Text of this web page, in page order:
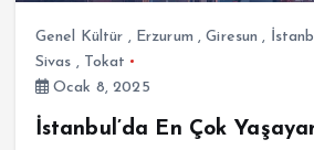
Genel Kültür , Erzurum ,Giresun ,
Sivas , Tokat
Ocak 8, 2025
İstanbul’da En Çok